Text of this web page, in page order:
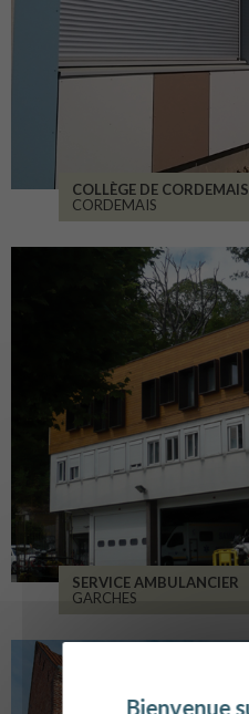
COLLÈGE DE CORDEMAIS
CORDEMAIS
SERVICE AMBULANCIER
GARCHES